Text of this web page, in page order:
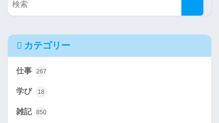
カテゴリー
仕事 267
学び 18
雑記 850